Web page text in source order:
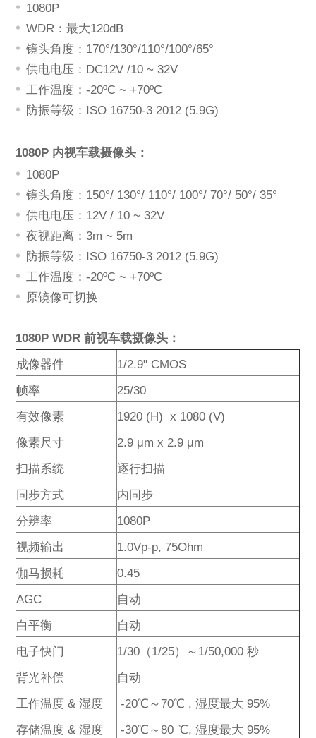
描述*
1080P
WDR：最大120dB
镜头角度：170°/130°/110°/100°/65°
供电电压：DC12V /10 ~ 32V
工作温度：-20ºC ~ +70ºC
防振等级：ISO 16750-3 2012 (5.9G)
1080P 内视车载摄像头：
1080P
镜头角度：150°/ 130°/ 110°/ 100°/ 70°/ 50°/ 35°
供电电压：12V / 10 ~ 32V
夜视距离：3m ~ 5m
防振等级：ISO 16750-3 2012 (5.9G)
工作温度：-20ºC ~ +70ºC
原镜像可切换
1080P WDR 前视车载摄像头：
成像器件
1/2.9" CMOS
帧率
25/30
有效像素
1920 (H) x 1080 (V)
像素尺寸
2.9 μm x 2.9 μm
扫描系统
逐行扫描
同步方式
内同步
分辨率
1080P
视频输出
1.0Vp-p, 75Ohm
伽马损耗
0.45
AGC
自动
白平衡
自动
电子快门
1/30（1/25）～1/50,000 秒
背光补偿
自动
工作温度 & 湿度
-20℃～70℃ , 湿度最大 95%
存储温度 & 湿度
-30℃～80 ℃, 湿度最大 95%